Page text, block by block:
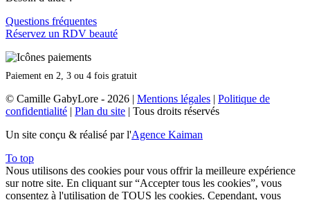
Questions fréquentes
Réservez un RDV beauté
Paiement en 2, 3 ou 4 fois gratuit
© Camille GabyLore - 2026 | Mentions légales | Politique de
confidentialité | Plan du site | Tous droits réservés
Un site conçu & réalisé par l'Agence Kaiman
To top
Nous utilisons des cookies pour vous offrir la meilleure expérience
sur notre site. En cliquant sur “Accepter tous les cookies”, vous
consentez à l'utilisation de TOUS les cookies. Cependant, vous